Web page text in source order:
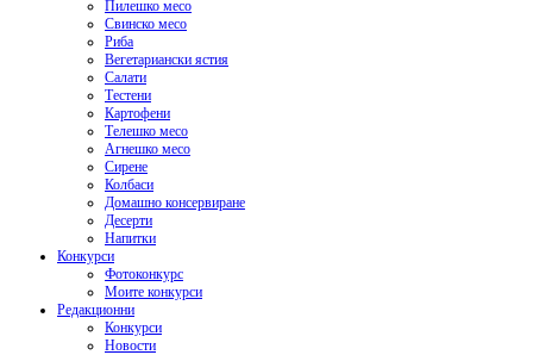
Пилешко месо
Свинско месо
Риба
Вегетариански ястия
Салати
Тестени
Картофени
Телешко месо
Агнешко месо
Сирене
Колбаси
Домашно консервиране
Десерти
Напитки
Конкурси
Фотоконкурс
Моите конкурси
Редакционни
Конкурси
Новости